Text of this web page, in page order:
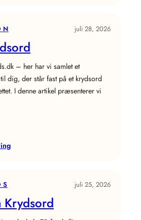
N juli 28, 2026
– her har vi samlet et
dig, der står fast på et krydsord
I denne artikel præsenterer vi
:
S juli 25, 2026
Krydsord